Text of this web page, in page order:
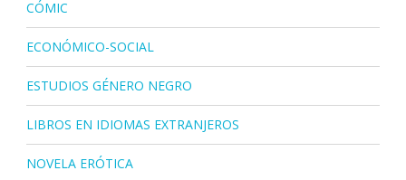
CÓMIC
ECONÓMICO-SOCIAL
ESTUDIOS GÉNERO NEGRO
LIBROS EN IDIOMAS EXTRANJEROS
NOVELA ERÓTICA